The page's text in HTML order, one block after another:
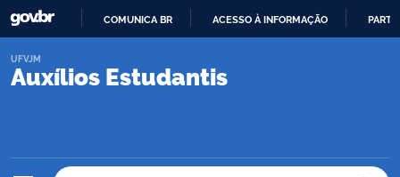
O
COMUNICA BR ACESSO À INFORMAÇÃO
Auxílios Estudantis
UFVJM